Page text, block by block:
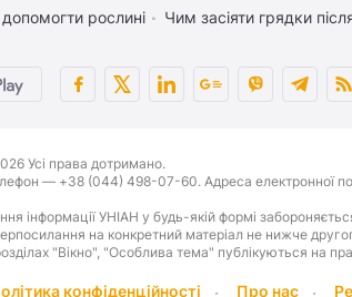
рослині
Чим засіяти грядки
Усі права дотримано.
— +38 (044) 498-07-60. Адреса електронної
інформації УНІАН у будь-якій формі
на конкретний матеріал не нижче
"Вікно", "Особлива тема" публікуються на
конфіденційності Про нас